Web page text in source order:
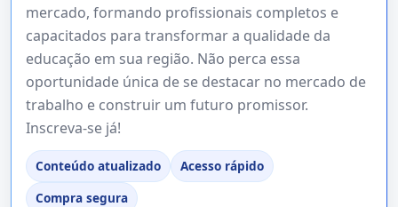
mercado, formando profissionais completos e
capacitados para transformar a qualidade da
educação em sua região. Não perca essa
oportunidade única de se destacar no mercado de
trabalho e construir um futuro promissor.
Inscreva-se já!
Conteúdo atualizado
Acesso rápido
Compra segura